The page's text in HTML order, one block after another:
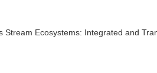
Ecosystems: Integrated and